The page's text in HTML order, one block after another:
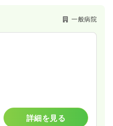
一般病院
詳細を見る